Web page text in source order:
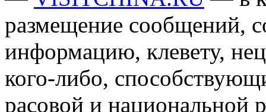
размещение сообщений,
информацию, клевету,
кого-либо,
расовой и национальной